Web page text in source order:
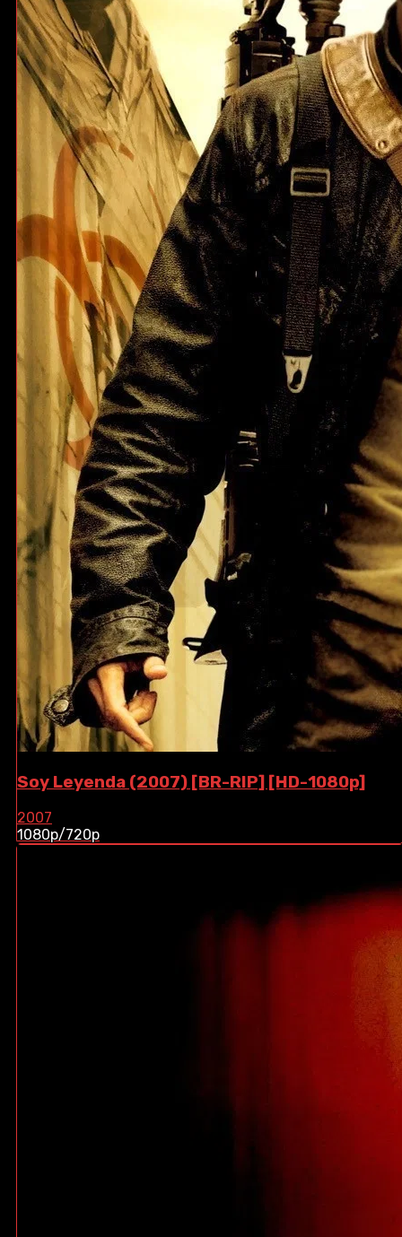
Soy Leyenda (2007) [BR-RIP] [HD-1080p]
2007
1080p/720p